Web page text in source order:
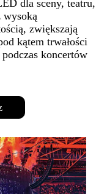
dla sceny, teatru,
wysoką
zwiększają
kątem trwałości
koncertów